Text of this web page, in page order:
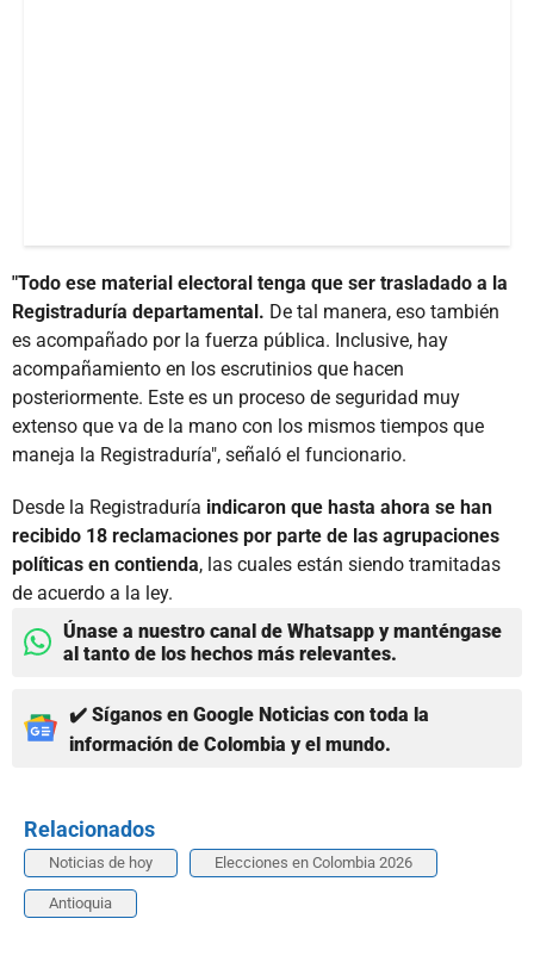
"Todo ese material electoral tenga que ser trasladado a la
Registraduría departamental. De tal manera, eso también
es acompañado por la fuerza pública. Inclusive, hay
acompañamiento en los escrutinios que hacen
posteriormente. Este es un proceso de seguridad muy
extenso que va de la mano con los mismos tiempos que
maneja la Registraduría", señaló el funcionario.
Desde la Registraduría indicaron que hasta ahora se han
recibido 18 reclamaciones por parte de las agrupaciones
políticas en contienda, las cuales están siendo tramitadas
de acuerdo a la ley.
Únase a nuestro canal de Whatsapp y manténgase
al tanto de los hechos más relevantes.
✔️ Síganos en Google Noticias con toda la
información de Colombia y el mundo.
Relacionados
Noticias de hoy Elecciones en Colombia 2026
Antioquia